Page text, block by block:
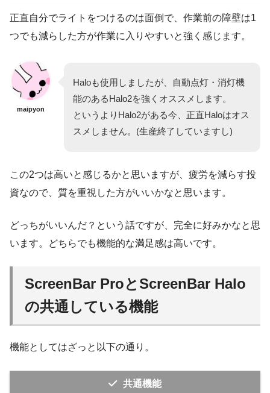
正直自分でライトをつけるのは面倒で、作業前の障壁は1
つでも減らした方が作業に入りやすいと強く感じます。
maipyon
Haloも使用しましたが、自動点灯・消灯機
能のあるHalo2を強くオススメします。
というよりHalo2がある今、正直Haloはオス
スメしません。(生産終了していますし)
この2つは高いと感じるかと思いますが、疲労を減らす投
資なので、質を重視した方がいいかなと思います。
どっちがいいんだ？という話ですが、完全に好みかなと思
います。どちらでも機能的な満足感は高いです。
ScreenBar ProとScreenBar Halo
の共通している機能
機能としてはざっと以下の通り。
共通機能